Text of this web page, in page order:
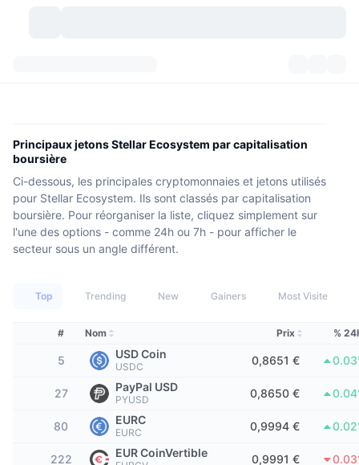
Historique des aperçus
Déverrouillages de jetons
Actifs Monde Réel
Tableaux de classement
Tendances
À venir
Vue globale du marché
Marché Spot
Nombre de cryptomonnaies
Trésoreries de Bitcoin
Trésoreries de BNB
Flux entrants/sortants des exchanges
Indice Fear & Greed.
Tendances
Nouveau
Meilleurs traders
Plateformes d'échange
Au comptant
Produits dérivés
Plateformes d'échange décentralisées
Au comptant
Produits dérivés
Communauté
Fils d'actualité
Lives
Articles
Sentiment
API
API
API Crypto
API DEX
Entreprise
Produits
Convertisseur
Bulletin d'information
CMC Launch
Principaux jetons Stellar Ecosystem par capitalisation
boursière
Ci-dessous, les principales cryptomonnaies et jetons utilisés
pour Stellar Ecosystem. Ils sont classés par capitalisation
boursière. Pour réorganiser la liste, cliquez simplement sur
l'une des options - comme 24h ou 7h - pour afficher le
secteur sous un angle différent.
Top Trending New Gainers Most Visited
# Nom Prix %
5 USD Coin
USDC 0,8651 €
27 PayPal USD
PYUSD 0,8650 €
80 EURC
EURC 0,9994 €
222 EUR CoinVertible 0,9991 €